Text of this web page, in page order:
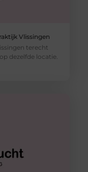
Vlissingen
terecht
dezelfde locatie.